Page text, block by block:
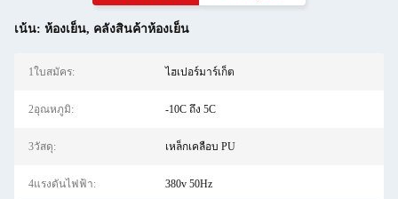
เน้น: ห้องเย็น, คลังสินค้าห้องเย็น
1ใบสมัคร: ไฮเปอร์มาร์เก็ต
2อุณหภูมิ: -10C ถึง 5C
3วัสดุ: เหล็กเคลือบ PU
4แรงดันไฟฟ้า: 380v 50Hz